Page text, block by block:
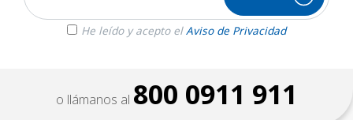
He leído y acepto elAviso de Privacidad
o llámanos al 800 0911 911